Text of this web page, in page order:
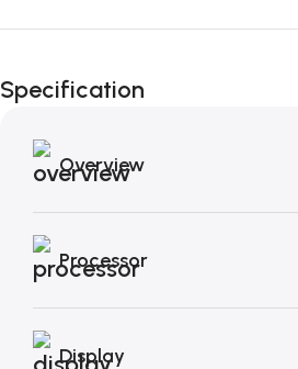
Fino al 12 Ottobre...
Autunno!
Specification
Overview
Processor
Display